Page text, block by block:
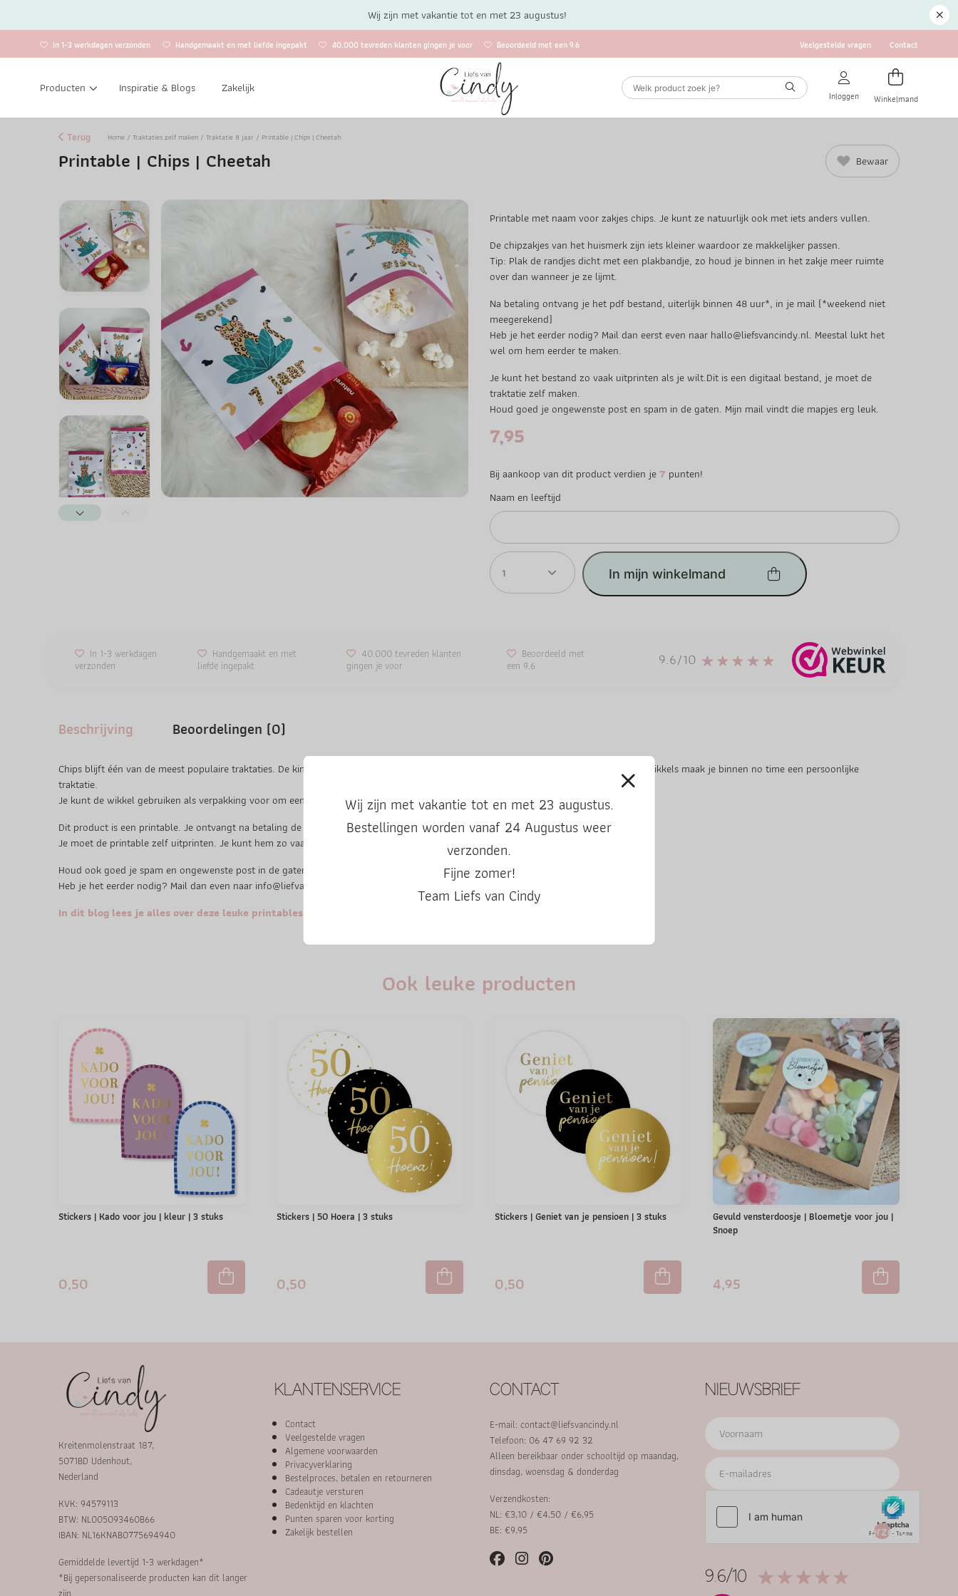
In 1-3 werkdagen verzonden Handgemaakt en met liefde ingepakt 40.000 tevreden klanten gingen je voor Beoordeeld met een 9.6 Veelgestelde vragen Contact
Producten Inspiratie & Blogs Zakelijk Inloggen Winkelmand
Terug Home /Traktaties zelf maken /Traktatie 8 jaar / Printable | Chips | Cheetah
Printable | Chips | Cheetah Bewaar
Printable met naam voor zakjes chips. Je kunt ze natuurlijk ook met iets anders vullen.
De chipzakjes van het huismerk zijn iets kleiner waardoor ze makkelijker passen.
Tip: Plak de randjes dicht met een plakbandje, zo houd je binnen in het zakje meer ruimte
over dan wanneer je ze lijmt.
Na betaling ontvang je het pdf bestand, uiterlijk binnen 48 uur*, in je mail (*weekend niet
meegerekend)
Heb je het eerder nodig? Mail dan eerst even naar hallo@liefsvancindy.nl. Meestal lukt het
wel om hem eerder te maken.
Je kunt het bestand zo vaak uitprinten als je wilt.Dit is een digitaal bestand, je moet de
traktatie zelf maken.
Houd goed je ongewenste post en spam in de gaten. Mijn mail vindt die mapjes erg leuk.
7,95
Bij aankoop van dit product verdien je7 punten!
Naam en leeftijd
1 In mijn winkelmand
In 1-3 werkdagen
verzonden
Handgemaakt en met
liefde ingepakt
40.000 tevreden klanten
gingen je voor
Beoordeeld met
een 9.6
9.6/10
Beschrijving Beoordelingen (0)
Chips blijft één van de meest populaire traktaties. De kinderen vinden het altijd erg lekker en het is lekker makkelijk. Met deze traktatiewikkels maak je binnen no time een persoonlijke
traktatie.
Je kunt de wikkel gebruiken als verpakking voor om een zakje chips of vul het met iets anders lekkers.
Dit product is een printable. Je ontvangt na betaling de pdf binnen 48* uur in je mailbox (*weekend niet meegerekend).
Je moet de printable zelf uitprinten. Je kunt hem zo vaak gebruiken als je wilt.
Houd ook goed je spam en ongewenste post in de gaten want mijn mail vindt die mapjes erg leuk.
Heb je het eerder nodig? Mail dan even naar info@liefvancindy.nl. Na verzending kan de printable niet meer teruggenomen worden.
In dit blog lees je alles over deze leuke printables met een uitgebreide uitleg
Ook leuke producten
Stickers | Kado voor jou | kleur | 3 stuks
0,50
Stickers | 50 Hoera | 3 stuks
0,50
Stickers | Geniet van je pensioen | 3 stuks
0,50
Gevuld vensterdoosje | Bloemetje voor jou |
Snoep
4,95
Wij zijn met vakantie tot en met 23 augustus!
Wij zijn met vakantie tot en met 23 augustus.
Bestellingen worden vanaf 24 Augustus weer
verzonden.
Fijne zomer!
Team Liefs van Cindy
Kreitenmolenstraat 187,
5071BD Udenhout,
Nederland
KVK: 94579113
BTW: NL005093460B66
IBAN: NL16KNAB0775694940
Gemiddelde levertijd 1-3 werkdagen*
*Bij gepersonaliseerde producten kan dit langer
KLANTENSERVICE
Contact
Veelgestelde vragen
Algemene voorwaarden
Privacyverklaring
Bestelproces, betalen en retourneren
Cadeautje versturen
Bedenktijd en klachten
Punten sparen voor korting
Zakelijk bestellen
CONTACT
E-mail: contact@liefsvancindy.nl
Telefoon: 06 47 69 92 32
Alleen bereikbaar onder schooltijd op maandag,
dinsdag, woensdag & donderdag
Verzendkosten:
NL: €3,10 / €4,50 / €6,95
BE: €9,95
NIEUWSBRIEF
Verzend
9.6/10